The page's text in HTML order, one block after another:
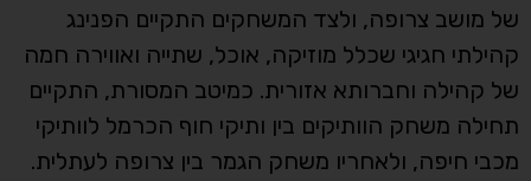
של מושב צרופה, ולצד המשחקים התקיים הפנינג
קהילתי חגיגי שכלל מוזיקה, אוכל, שתייה ואווירה חמה
של קהילה וחברותא אזורית. כמיטב המסורת, התקיים
תחילה משחק הוותיקים בין ותיקי חוף הכרמל לוותיקי
מכבי חיפה, ולאחריו משחק הגמר בין צרופה לעתלית.